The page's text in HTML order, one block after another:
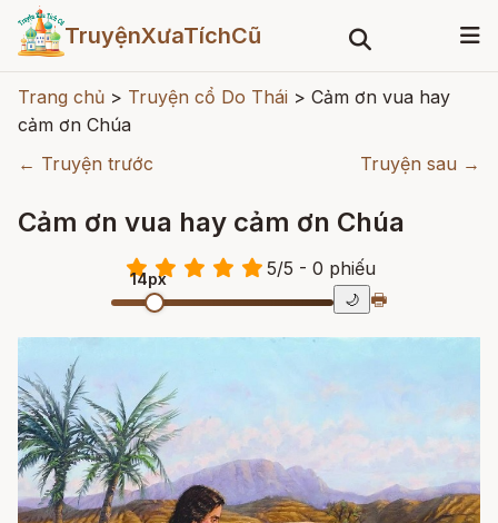
TruyệnXưaTíchCũ
Trang chủ > Truyện cổ Do Thái > Cảm ơn vua hay
cảm ơn Chúa
← Truyện trước
Truyện sau →
Cảm ơn vua hay cảm ơn Chúa
5/5 - 0 phiếu
14px
🌙 🖶